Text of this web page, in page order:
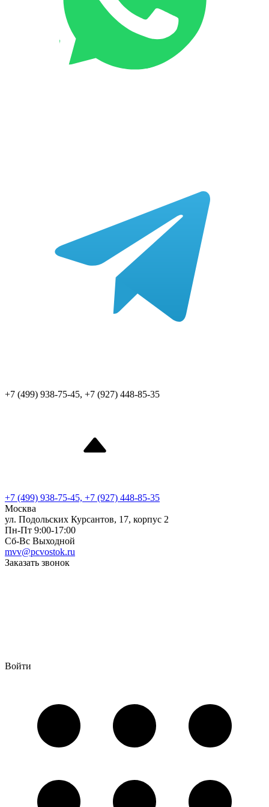
+7 (499) 938-75-45, +7 (927) 448-85-35
+7 (499) 938-75-45, +7 (927) 448-85-35
Москва
ул. Подольских Курсантов, 17, корпус 2
Пн-Пт 9:00-17:00
Сб-Вс Выходной
mvv@pcvostok.ru
Заказать звонок
Войти